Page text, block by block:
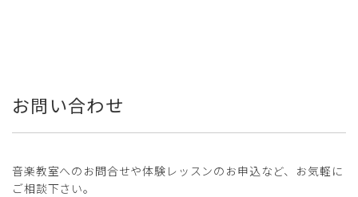
お問い合わせ
音楽教室へのお問合せや体験レッスンのお申込など、お気軽に
ご相談下さい。